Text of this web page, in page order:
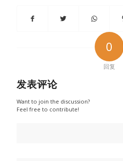
0
回复
发表评论
Want to join the discussion?
Feel free to contribute!